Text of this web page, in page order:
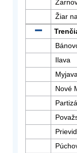
Žiar
Ilava
Myjava
Nové